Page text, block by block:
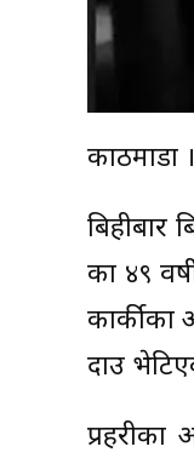
काठमाडौं
बिहीबार
का ४९
कार्कीका
दाउ